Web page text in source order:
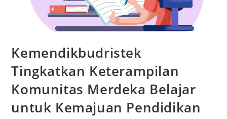
Kemendikbudristek
Tingkatkan Keterampilan
Komunitas Merdeka Belajar
untuk Kemajuan Pendidikan